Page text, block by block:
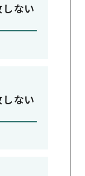
ない
ない